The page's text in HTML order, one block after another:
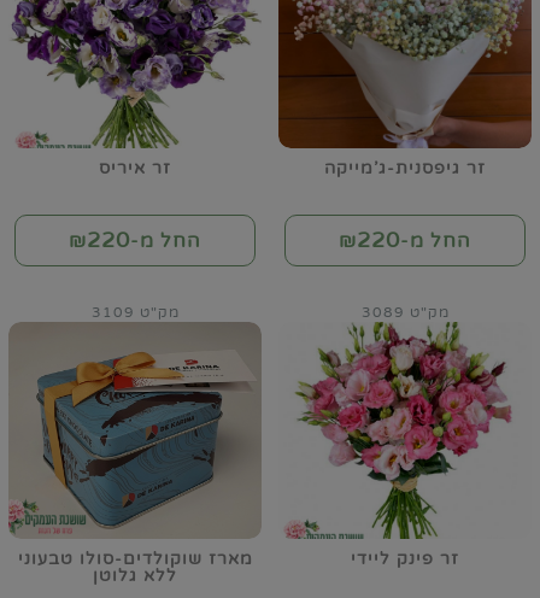
זר גיפסנית-ג'מייקה
החל מ-₪220
זר איריס
החל מ-₪220
זר פינק ליידי
מק"ט 3089
מארז שוקולדים-סולו טבעוני
ללא גלוטן
מק"ט 3109